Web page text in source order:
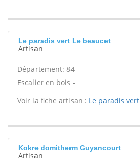
Le paradis vert Le beaucet
Artisan
Département: 84
Escalier en bois -
Voir la fiche artisan : Le paradis vert
Kokre domitherm Guyancourt
Artisan